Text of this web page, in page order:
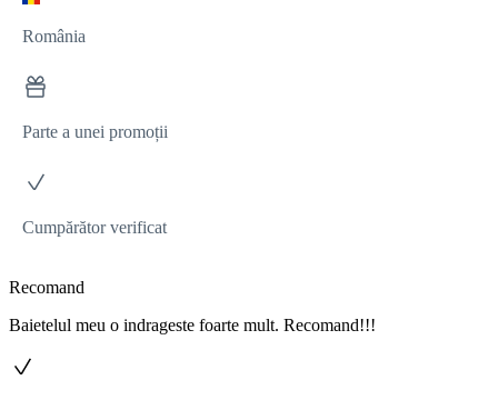
România
Parte a unei promoții
Cumpărător verificat
Recomand
Baietelul meu o indrageste foarte mult. Recomand!!!